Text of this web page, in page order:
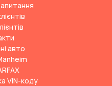
авто
VIN-коду